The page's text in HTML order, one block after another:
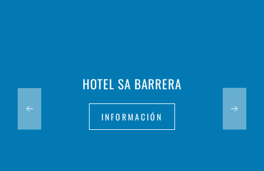
HOTEL SA BARRERA
INFORMACIÓN